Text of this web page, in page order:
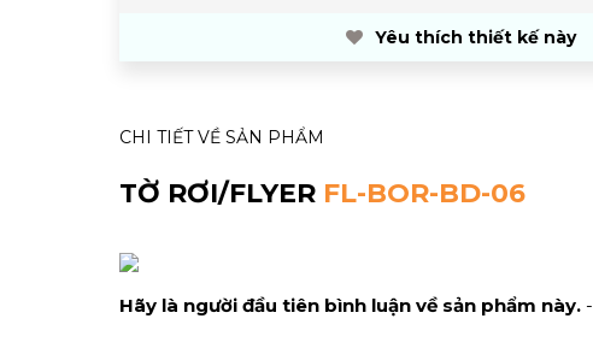
Yêu thích thiết kế này
CHI TIẾT VỀ SẢN PHẨM
TỜ RƠI/FLYER FL-BOR-BD-06
Hãy là người đầu tiên bình luận về sản phẩm này. -